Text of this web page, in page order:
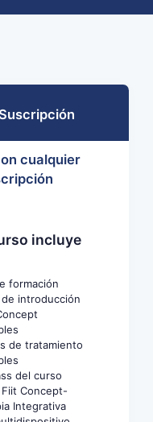
cualquier
incluye
formación
introducción
de tratamiento
del curso
Concept-
Integrativa